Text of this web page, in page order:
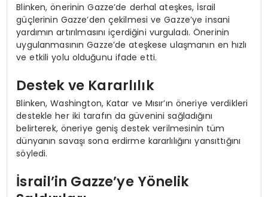
Blinken, önerinin Gazze’de derhal ateşkes, İsrail
güçlerinin Gazze’den çekilmesi ve Gazze’ye insani
yardımın artırılmasını içerdiğini vurguladı. Önerinin
uygulanmasının Gazze’de ateşkese ulaşmanın en hızlı
ve etkili yolu olduğunu ifade etti.
Destek ve Kararlılık
Blinken, Washington, Katar ve Mısır’ın öneriye verdikleri
destekle her iki tarafın da güvenini sağladığını
belirterek, öneriye geniş destek verilmesinin tüm
dünyanın savaşı sona erdirme kararlılığını yansıttığını
söyledi.
İsrail’in Gazze’ye Yönelik